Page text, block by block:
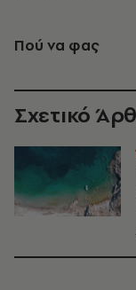
Πού να φας
Σχετικό